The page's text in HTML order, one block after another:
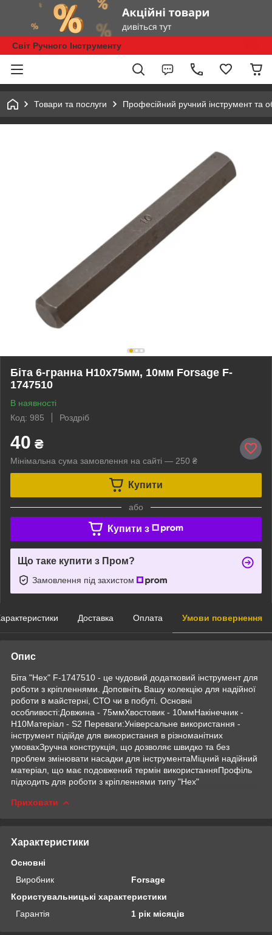
Світ Ручного Інструменту
Товари та послуги Професійний ручний інструмент та
Біта 6-гранна H10х75мм, 10мм Forsage F-
1747510
В наявності
Код: 985
Роздріб
40 ₴
Мінімальна сума замовлення на сайті — 250 ₴
Купити
або
Купити з
Що таке купити з Пром?
Замовлення під захистом
Доставка Оплата Умови повернення
Опис
Біта "Hex" F-1747510 - це чудовий додатковий інструмент для
роботи з кріпленнями. Доповніть Вашу колекцію для надійної
роботи в майстерні, СТО чи в побуті. Основні
особливості:Довжина - 75ммХвостовик - 10ммНакінечник -
H10Матеріал - S2 Переваги:Універсальне використання -
інструмент підійде для використання в різноманітних
умовахЗручна конструкція, що дозволяє швидко та без
проблем змінювати насадки для інструментаМіцний надійний
матеріал, що має подовжений термін використанняПрофіль
підходить для роботи з кріпленнями типу "Hex"
Приховати
Характеристики
Основні
Виробник
Forsage
Користувальницькі характеристики
Гарантія
1 рік місяців